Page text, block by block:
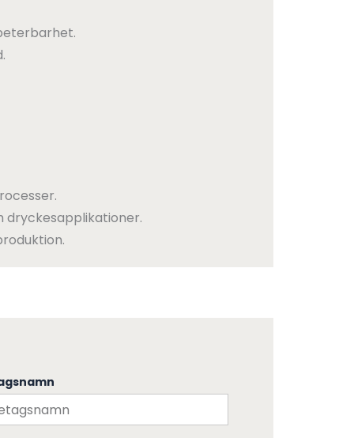
dryckesapplikationer.